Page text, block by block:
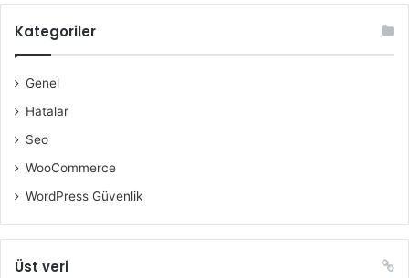
Kategoriler
Genel
Hatalar
Seo
WooCommerce
WordPress Güvenlik
Üst veri